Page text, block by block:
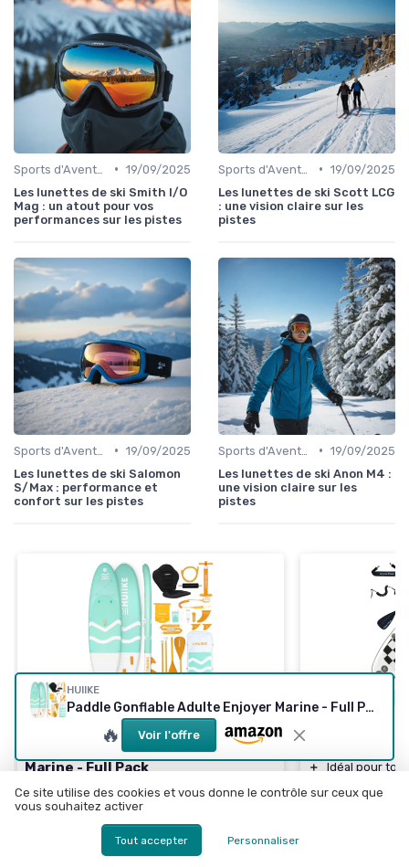
• 19/09/2025
Les lunettes de ski Smith I/O
Mag : un atout pour vos
performances sur les pistes
• 19/09/2025
Les lunettes de ski Scott LCG
: une vision claire sur les
pistes
• 19/09/2025
Les lunettes de ski Salomon
S/Max : performance et
confort sur les pistes
• 19/09/2025
Les lunettes de ski Anon M4 :
une vision claire sur les
pistes
⭐ TRÈS BIEN NOTÉ 🔥 POPULAIRE
Paddle Gonflable Adulte Enjoyer
Marine - Full Pack
＋ Grande stabilité
＋
Résistant
: pagaie, ailerons, pompe
jusqu'à 130 kg
＋
Idéal pour
HUIIKE
Paddle Gonflable Adulte Enjoyer Marine - Full Pack
🔥 Voir l'offre
Ce site utilise des cookies et vous donne le contrôle sur ceux que
vous souhaitez activer
Tout accepter Personnaliser